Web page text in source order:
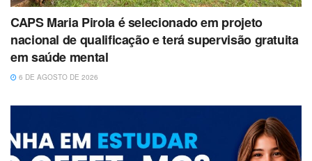
CAPS Maria Pirola é selecionado em projeto
nacional de qualificação e terá supervisão gratuita
em saúde mental
6 DE AGOSTO DE 2026